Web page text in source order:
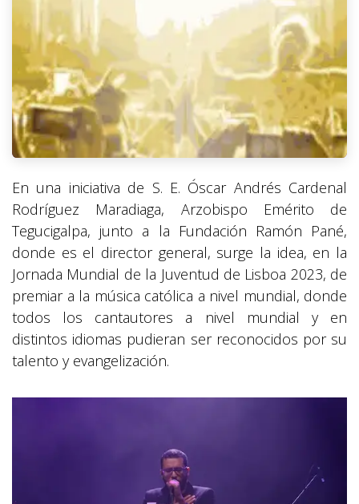
En una iniciativa de S. E. Óscar Andrés Cardenal
Rodríguez Maradiaga, Arzobispo Emérito de
Tegucigalpa, junto a la Fundación Ramón Pané,
donde es el director general, surge la idea, en la
Jornada Mundial de la Juventud de Lisboa 2023, de
premiar a la música católica a nivel mundial, donde
todos los cantautores a nivel mundial y en
distintos idiomas pudieran ser reconocidos por su
talento y evangelización.